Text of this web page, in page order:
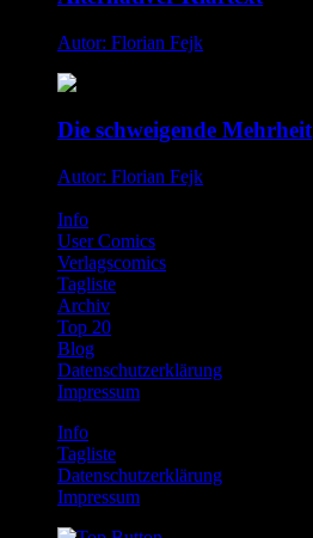
Autor: Florian Fejk
Die schweigende Mehrheit
Autor: Florian Fejk
Info
User Comics
Verlagscomics
Tagliste
Archiv
Top 20
Blog
Datenschutzerklärung
Impressum
Info
Tagliste
Datenschutzerklärung
Impressum